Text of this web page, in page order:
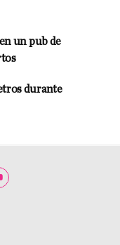
un pub de
durante